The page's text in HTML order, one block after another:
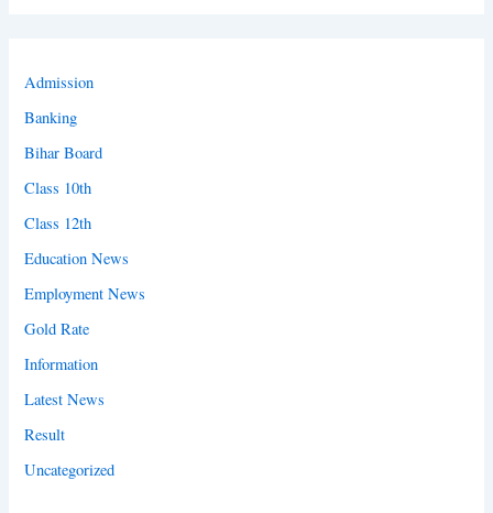
Admission
Banking
Bihar Board
Class 10th
Class 12th
Education News
Employment News
Gold Rate
Information
Latest News
Result
Uncategorized